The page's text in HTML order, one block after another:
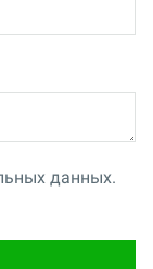
данных.